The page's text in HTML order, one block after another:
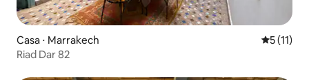
Casa ⋅ Marrakech 5 de uma
5 (11)
Riad Dar 82